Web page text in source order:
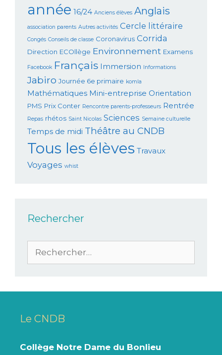
année 16/24 Anciens élèves Anglais
association parents Autres activités Cercle littéraire
Congés Conseils de classe Coronavirus Corrida
Direction ECOllège Environnement Examens
Facebook Français Immersion Informations
Jabiro Journée 6e primaire komla
Mathématiques Mini-entreprise Orientation
PMS Prix Conter Rencontre parents-professeurs Rentrée
Repas rhétos Saint Nicolas Sciences Semaine culturelle
Temps de midi Théâtre au CNDB
Tous les élèves Travaux
Voyages whist
Rechercher
Le CNDB
Collège Notre Dame du Bonlieu